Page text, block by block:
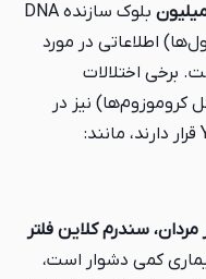
بلوک سازنده DNA
سلول‌ها) اطلاعاتی در مورد
برخی اختلالات
کروموزوم‌ها) نیز در
سندرم کلاین فلتر
کمی دشوار است،